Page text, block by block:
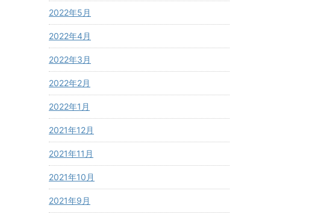
2022年5月
2022年4月
2022年3月
2022年2月
2022年1月
2021年12月
2021年11月
2021年10月
2021年9月